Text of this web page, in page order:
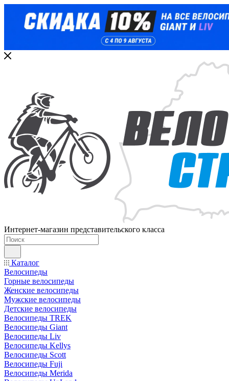
Интернет-магазин представительского класса
Каталог
Велосипеды
Горные велосипеды
Женские велосипеды
Мужские велосипеды
Детские велосипеды
Велосипеды TREK
Велосипеды Giant
Велосипеды Liv
Велосипеды Kellys
Велосипеды Scott
Велосипеды Fuji
Велосипеды Merida